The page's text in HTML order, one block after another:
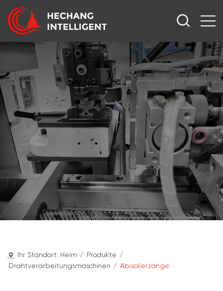
Ihr Standort: Heim / Produkte /
Drahtverarbeitungsmaschinen / Abisolierzange